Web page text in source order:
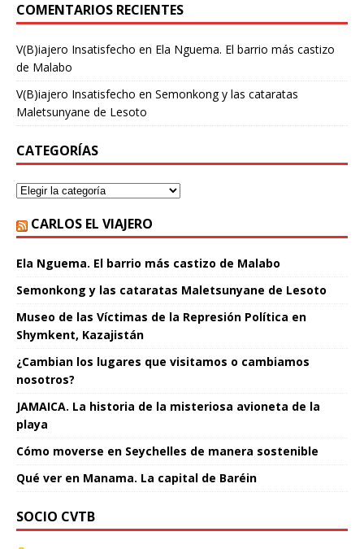
COMENTARIOS RECIENTES
V(B)iajero Insatisfecho en Ela Nguema. El barrio más castizo
de Malabo
V(B)iajero Insatisfecho en Semonkong y las cataratas
Maletsunyane de Lesoto
CATEGORÍAS
CARLOS EL VIAJERO
Ela Nguema. El barrio más castizo de Malabo
Semonkong y las cataratas Maletsunyane de Lesoto
Museo de las Víctimas de la Represión Política en
Shymkent, Kazajistán
¿Cambian los lugares que visitamos o cambiamos
nosotros?
JAMAICA. La historia de la misteriosa avioneta de la
playa
Cómo moverse en Seychelles de manera sostenible
Qué ver en Manama. La capital de Baréin
SOCIO CVTB